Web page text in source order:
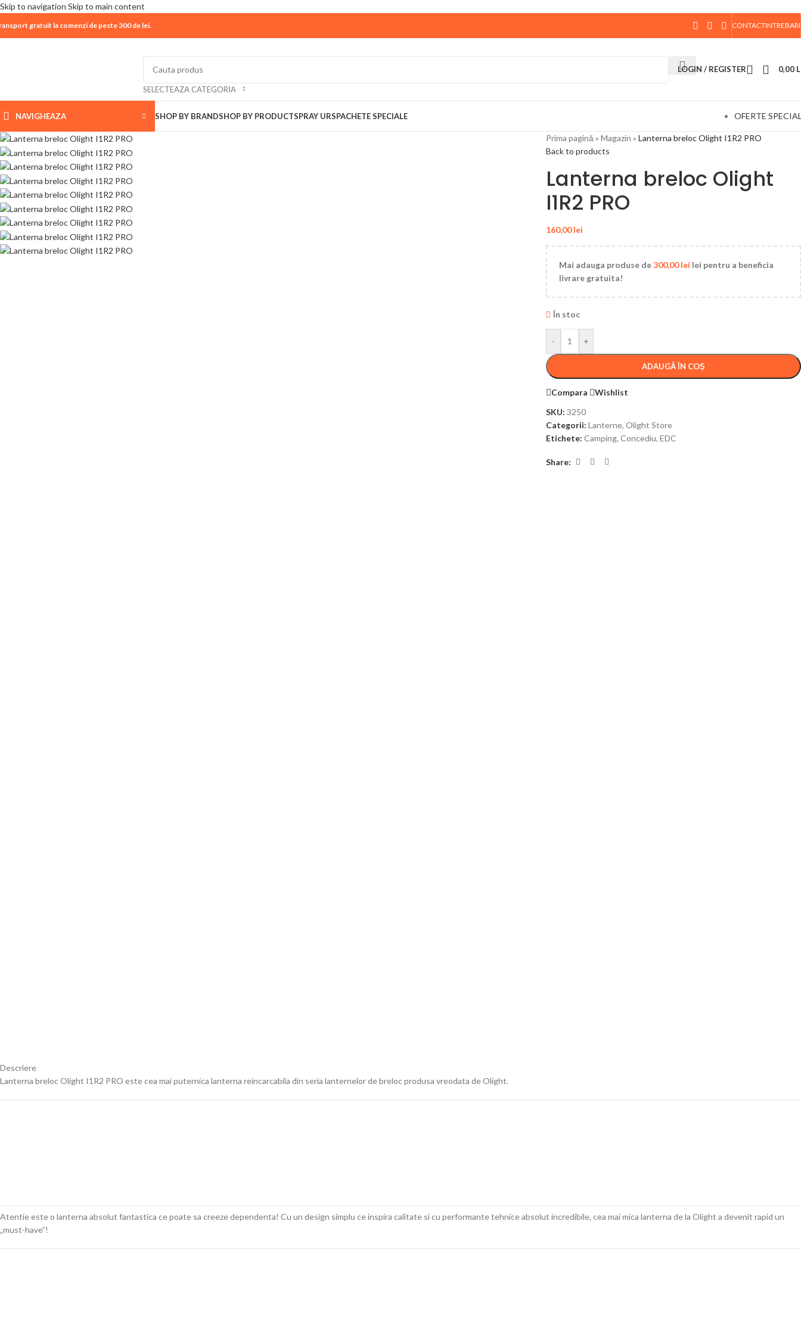
Skip to navigation Skip to main content
| 📦 Program livrari|In perioada11 August - 18 August,magazinul KPRO este inchis. Comenziile plasate pana in data de 10 August, la ora 15:00, vor fi expediate. Va
multumim pentru intelegere!
gratuit la comenzi de peste 300 de lei. CONTACTINTREBARI
SELECTEAZA CATEGORIA
LOGIN / REGISTER 0,00
NAVIGHEAZA SHOP BY BRANDSHOP BY PRODUCTSPRAY URSPACHETE SPECIALE OFERTE
Prima pagină » Magazin » Lanterna breloc Olight I1R2 PRO
Back to products
Lanterna breloc Olight
I1R2 PRO
160,00lei
Mai adauga produse de300,00lei lei pentru a beneficia
livrare gratuita!
În stoc
- +
ADAUGĂ ÎN COȘ
Compara
Wishlist
SKU: 3250
Categorii: Lanterne, Olight Store
Etichete: Camping, Concediu, EDC
Share:
Descriere
Lanterna breloc Olight I1R2 PRO este cea mai puternica lanterna reincarcabila din seria lanternelor de breloc produsa vreodata de Olight.
Atentie este o lanterna absolut fantastica ce poate sa creeze dependenta! Cu un design simplu ce inspira calitate si cu performante tehnice absolut incredibile, cea mai mica lanterna de la Olight a devenit rapid un
„must-have”!